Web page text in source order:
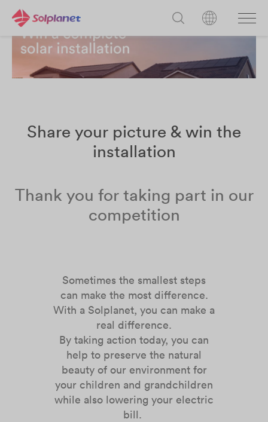
Share your picture & win the
installation
Thank you for taking part in our
competition
Sometimes the smallest steps
can make the most difference.
With a Solplanet, you can make a
real difference.
By taking action today, you can
help to preserve the natural
beauty of our environment for
your children and grandchildren
while also lowering your electric
bill.